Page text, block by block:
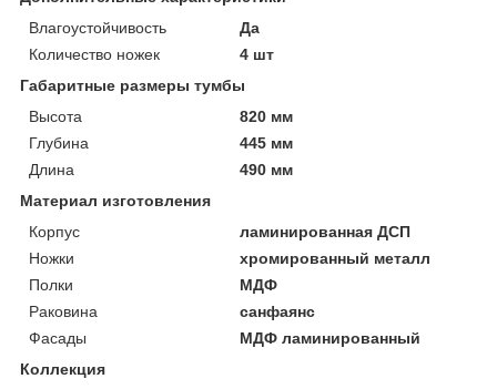
Влагоустойчивость
Да
Количество ножек
4 шт
Габаритные размеры тумбы
Высота
820 мм
Глубина
445 мм
Длина
490 мм
Материал изготовления
Корпус
ламинированная ДСП
Ножки
хромированный металл
Полки
МДФ
Раковина
санфаянс
Фасады
МДФ ламинированный
Коллекция